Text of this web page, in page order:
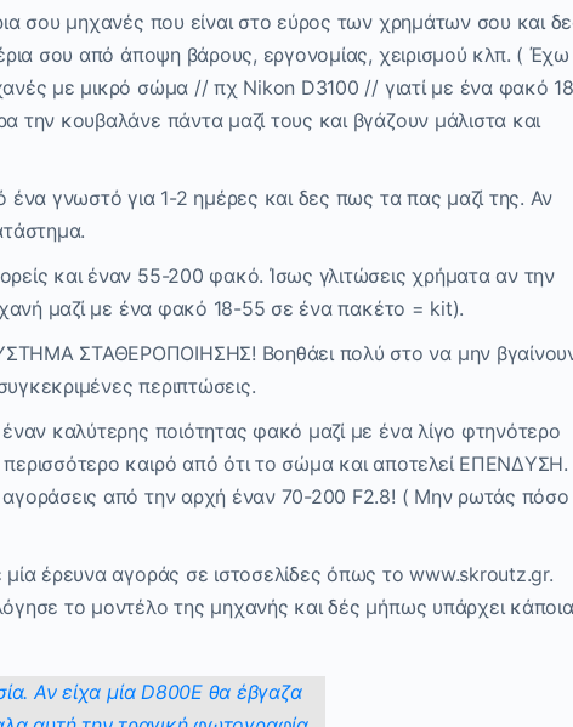
σου μηχανές που είναι στο εύρος των χρημάτων σου και
σου από άποψη βάρους, εργονομίας, χειρισμού κλπ. ( Έχω
με μικρό σώμα // πχ Nikon D3100 // γιατί με ένα φακό
την κουβαλάνε πάντα μαζί τους και βγάζουν μάλιστα και
γνωστό για 1-2 ημέρες και δες πως τα πας μαζί της. Αν
και έναν 55-200 φακό. Ίσως γλιτώσεις χρήματα αν την
μαζί με ένα φακό 18-55 σε ένα πακέτο = kit).
ΣΤΑΘΕΡΟΠΟΙΗΣΗΣ! Βοηθάει πολύ στο να μην
περιπτώσεις.
καλύτερης ποιότητας φακό μαζί με ένα λίγο φτηνότερο
καιρό από ότι το σώμα και αποτελεί ΕΠΕΝΔΥΣΗ.
από την αρχή έναν 70-200 F2.8! ( Μην ρωτάς πόσο
έρευνα αγοράς σε ιστοσελίδες όπως το www.skroutz.gr.
το μοντέλο της μηχανής και δές μήπως υπάρχει κάποια